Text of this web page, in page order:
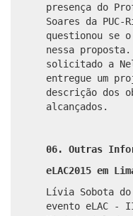
presença do
Soares da PUC-
questionou se
nessa
solicitado a
entregue um
descrição dos
alcançados.
06. Outras
eLAC2015 em
Lívia Sobota do
evento eLAC -